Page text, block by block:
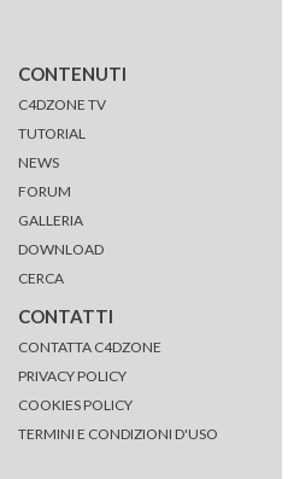
CONTENUTI
C4DZONE TV
TUTORIAL
NEWS
FORUM
GALLERIA
DOWNLOAD
CERCA
CONTATTI
CONTATTA C4DZONE
PRIVACY POLICY
COOKIES POLICY
TERMINI E CONDIZIONI D'USO